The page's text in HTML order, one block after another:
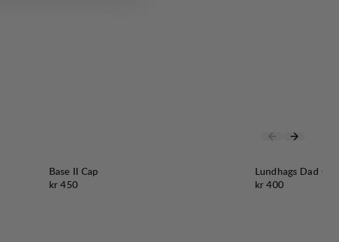
Base II Cap
Pris:
kr 450
Lundhags Dad Cap
Pris:
kr 400